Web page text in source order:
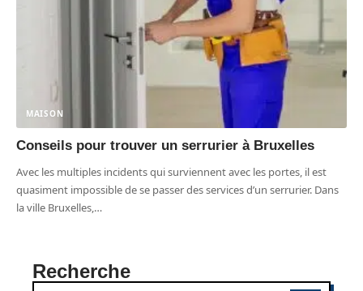
MAISON
Conseils pour trouver un serrurier à Bruxelles
Avec les multiples incidents qui surviennent avec les portes, il est
quasiment impossible de se passer des services d’un serrurier. Dans
la ville Bruxelles,…
Recherche